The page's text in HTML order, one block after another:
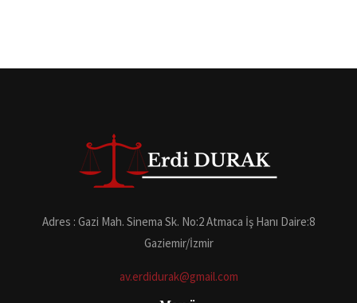
Adres : Gazi Mah. Sinema Sk. No:2 Atmaca İş Hanı Daire:8
Gaziemir/İzmir
av.erdidurak@gmail.com